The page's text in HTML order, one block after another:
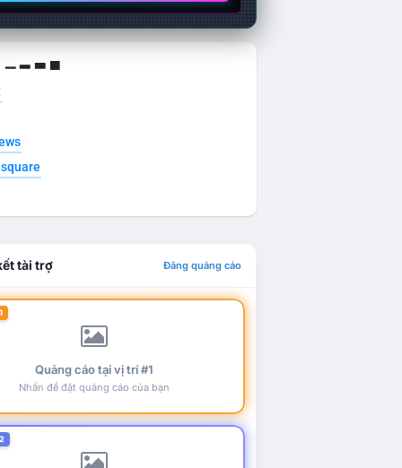
▁ ▂ ▃ ▄
tài trợ Đăng quảng cáo
Quảng cáo tại vị trí #1
Nhấn để đặt quảng cáo của bạn